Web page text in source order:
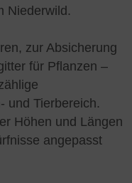
Niederwild.
zur Absicherung
für Pflanzen –
und Tierbereich.
Höhen und Längen
angepasst